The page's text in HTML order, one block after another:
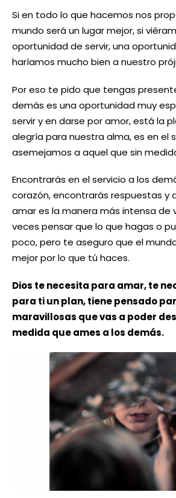
Si en todo lo que hacemos nos
mundo será un lugar mejor, si
oportunidad de servir, una
haríamos mucho bien a nuestro
Por eso te pido que tengas
demás es una oportunidad muy
servir y en darse por amor, está la
alegría para nuestra alma, es en el
asemejamos a aquel que sin
Encontrarás en el servicio a los
corazón, encontrarás respuestas y
amar es la manera más intensa de
veces pensar que lo que hagas o
poco, pero te aseguro que el
mejor por lo que tú haces.
Dios te necesita para amar, te
para ti un plan, tiene pensado
maravillosas que vas a poder
medida que ames a los demás.